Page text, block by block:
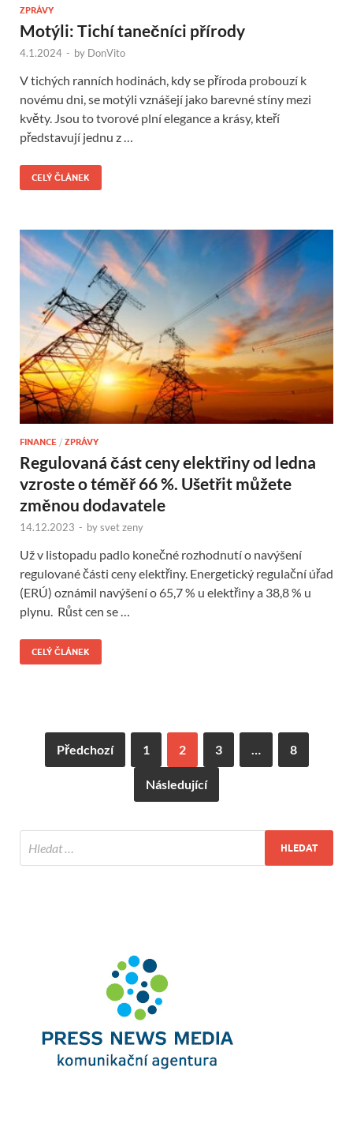
ZPRÁVY
Motýli: Tichí tanečníci přírody
4.1.2024 - by DonVito
V tichých ranních hodinách, kdy se příroda probouzí k
novému dni, se motýli vznášejí jako barevné stíny mezi
květy. Jsou to tvorové plní elegance a krásy, kteří
představují jednu z …
CELÝ ČLÁNEK
FINANCE / ZPRÁVY
Regulovaná část ceny elektřiny od ledna
vzroste o téměř 66 %. Ušetřit můžete
změnou dodavatele
14.12.2023 - bysvet zeny
Už v listopadu padlo konečné rozhodnutí o navýšení
regulované části ceny elektřiny. Energetický regulační úřad
(ERÚ) oznámil navýšení o 65,7 % u elektřiny a 38,8 % u
plynu. Růst cen se …
CELÝ ČLÁNEK
Předchozí 1 2 3 … 8
Následující